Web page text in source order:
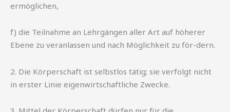
ermöglichen,
f) die Teilnahme an Lehrgängen aller Art auf höherer
Ebene zu veranlassen und nach Möglichkeit zu för-dern.
2. Die Körperschaft ist selbstlos tätig; sie verfolgt nicht
in erster Linie eigenwirtschaftliche Zwecke.